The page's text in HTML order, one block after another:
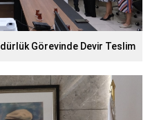
Görevinde Devir Teslim